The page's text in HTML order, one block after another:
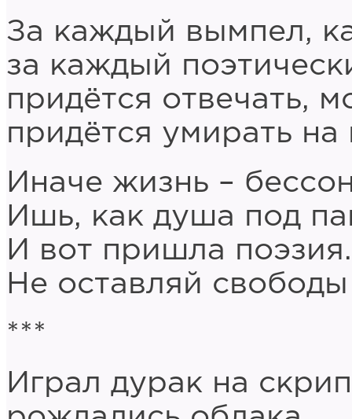
За каждый вымпел,
за каждый
придётся отвечать,
придётся умирать на
Иначе жизнь –
Ишь, как душа под
И вот пришла
Не оставляй
***
Играл дурак на